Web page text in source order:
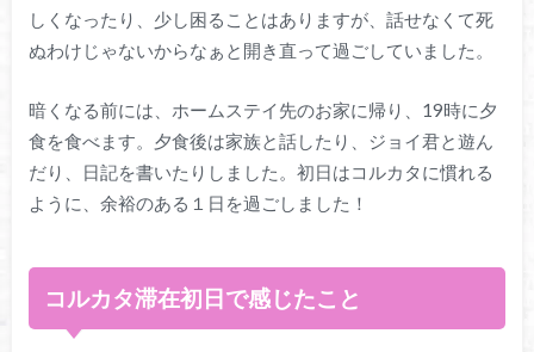
しくなったり、少し困ることはありますが、話せなくて死
ぬわけじゃないからなぁと開き直って過ごしていました。
暗くなる前には、ホームステイ先のお家に帰り、19時に夕
食を食べます。夕食後は家族と話したり、ジョイ君と遊ん
だり、日記を書いたりしました。初日はコルカタに慣れる
ように、余裕のある１日を過ごしました！
コルカタ滞在初日で感じたこと